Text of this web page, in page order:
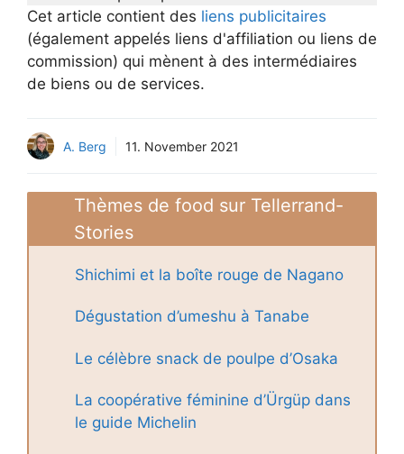
Cet article contient des liens publicitaires
(également appelés liens d'affiliation ou liens de
commission) qui mènent à des intermédiaires
de biens ou de services.
A. Berg 11. November 2021
Thèmes de food sur Tellerrand-
Stories
Shichimi et la boîte rouge de Nagano
Dégustation d’umeshu à Tanabe
Le célèbre snack de poulpe d’Osaka
La coopérative féminine d’Ürgüp dans
le guide Michelin